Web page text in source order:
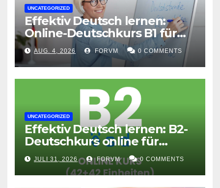
UNCATEGORIZED
Effektiv Deutsch lernen:
Online-Deutschkurs B1 für
flexible Lernerfolge
AUG. 4, 2026 FORVM 0 COMMENTS
UNCATEGORIZED
Effektiv Deutsch lernen: B2-
Deutschkurs online für
Fortgeschrittene
JULI 31, 2026 FORVM 0 COMMENTS